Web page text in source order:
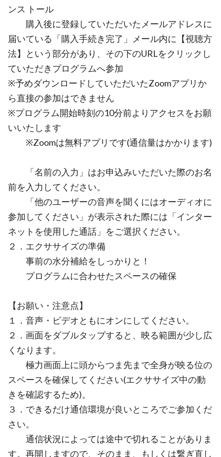
ンス トール
購入後に登録していただいたメールアドレスに
届いている「購入手続き完了」メール内に【視聴方
法】という部分があり、その下のURLをクリックし
ていただきプログラムへ参加
※予めダウンロードしていただいたZoomアプリか
ら直接の参加はできません
※プログラム開始時刻の10分前よりアクセスをお願
いいたします
※Zoomは無料アプリです(通信量はかかります)
「名前の入力」はお申込みいただいた際のお名
前を入力してください。
「他のユーザーの音声を聞くにはオーディオに
参加してください」が表示された際には「インター
ネットを使用した通話」をご選択ください。
２．エクササイズの準備
事前の水分補給をしっかりと！
プログラムに合わせたスペースの確保
【お願い・注意点】
１．音声・ビデオともにオンにしてください。
２．画面をダブルタップすると、映る範囲が少し広
くなります。
極力画面上に頭からつま先まで全身が映る位の
スペースを確保してください(エクササイズ中の動
きを確認するため)。
３．できるだけ通信環境が良いところでご参加くだ
さい。
通信状況によっては途中で切れることがありま
す。再開しますので、そのまま、もしくは繋ぎ直し